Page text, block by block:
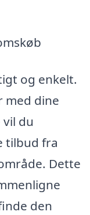
og enkelt.
med dine
du
tilbud fra
Dette
den